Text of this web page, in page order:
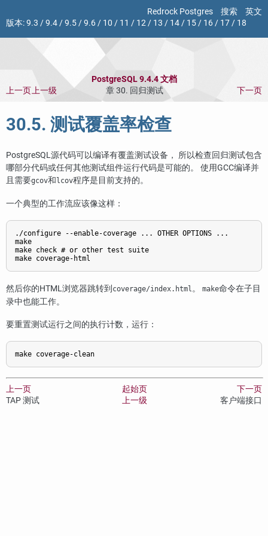
Redrock Postgres 搜索
英文
版本:9.3 /9.4/9.5/9.6/ 10 / 11 / 12/ 13 / 14/ 15/ 16/ 17/ 18
PostgreSQL 9.4.4 文档
上一页上一级 章 30. 回归测试 下一页
30.5. 测试覆盖率检查
PostgreSQL源代码可以编译有覆盖测试设备， 所以检查回归测试包含
哪部分代码或任何其他测试组件运行代码是可能的。 使用GCC编译并
且需要gcov和lcov程序是目前支持的。
一个典型的工作流应该像这样：
./configure --enable-coverage ... OTHER OPTIONS ...
make
make check # or other test suite
make coverage-html
然后你的HTML浏览器跳转到 coverage/index.html 。 make命令在子目
录中也能工作。
要重置测试运行之间的执行计数，运行：
make coverage-clean
上一页 起始页
下一页
TAP 测试
上一级 客户端接口